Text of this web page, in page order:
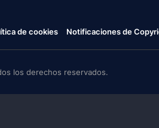
de cookies Notificaciones de
los derechos reservados.